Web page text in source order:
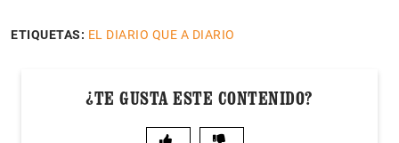
ETIQUETAS: EL DIARIO QUE A DIARIO
¿TE GUSTA ESTE CONTENIDO?